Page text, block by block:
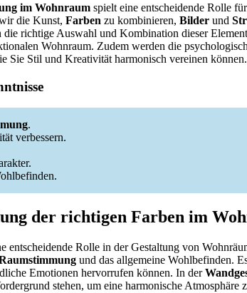
im Wohnraum spielt eine entscheidende Rolle
die Kunst, Farben zu kombinieren, Bilder und
richtige Auswahl und Kombination dieser
Wohnraum. Zudem werden die
Sie Stil und Kreativität harmonisch vereinen können.
.
verbessern.
der richtigen Farben im
entscheidende Rolle in der Gestaltung von
und das allgemeine Wohlbefinden.
Emotionen hervorrufen können. In der
stehen, um eine harmonische Atmosphäre